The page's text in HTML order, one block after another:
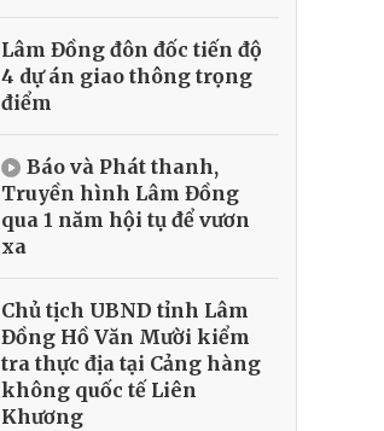
Lâm Đồng đôn đốc tiến độ
4 dự án giao thông trọng
điểm
Báo và Phát thanh,
Truyền hình Lâm Đồng
qua 1 năm hội tụ để vươn
xa
Chủ tịch UBND tỉnh Lâm
Đồng Hồ Văn Mười kiểm
tra thực địa tại Cảng hàng
không quốc tế Liên
Khương